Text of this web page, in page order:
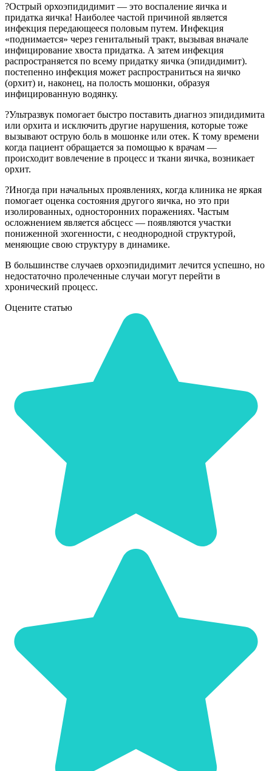
?Острый орхоэпидидимит — это воспаление яичка и
придатка яичка! Наиболее частой причиной является
инфекция передающееся половым путем. Инфекция
«поднимается» через генитальный тракт, вызывая вначале
инфицирование хвоста придатка. А затем инфекция
распространяется по всему придатку яичка (эпидидимит).
постепенно инфекция может распространиться на яичко
(орхит) и, наконец, на полость мошонки, образуя
инфицированную водянку.
?Ультразвук помогает быстро поставить диагноз эпидидимита
или орхита и исключить другие нарушения, которые тоже
вызывают острую боль в мошонке или отек. К тому времени
когда пациент обращается за помощью к врачам —
происходит вовлечение в процесс и ткани яичка, возникает
орхит.
?Иногда при начальных проявлениях, когда клиника не яркая
помогает оценка состояния другого яичка, но это при
изолированных, односторонних поражениях. Частым
осложнением является абсцесс — появляются участки
пониженной эхогенности, с неоднородной структурой,
меняющие свою структуру в динамике.
В большинстве случаев орхоэпидидимит лечится успешно, но
недостаточно пролеченные случаи могут перейти в
хронический процесс.
Оцените статью